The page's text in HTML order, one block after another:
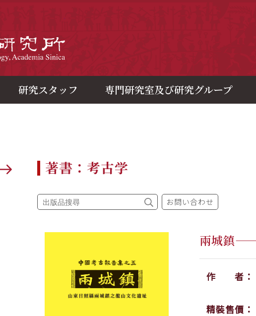
研究スタッフ 専門研究室及び研究グループ
著書：考古学
お問い合わせ
兩城鎮——
作 者：
精裝售價：